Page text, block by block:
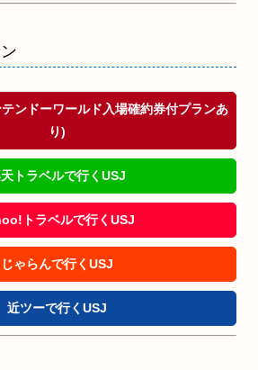
ンドーワールド入場確約券付プランあ
り)
トラベルで行くUSJ
トラベルで行くUSJ
じゃらんで行くUSJ
近ツーで行くUSJ